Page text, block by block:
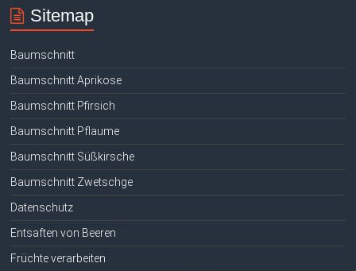
Sitemap
Baumschnitt
Baumschnitt Aprikose
Baumschnitt Pfirsich
Baumschnitt Pflaume
Baumschnitt Süßkirsche
Baumschnitt Zwetschge
Datenschutz
Entsaften von Beeren
Früchte verarbeiten